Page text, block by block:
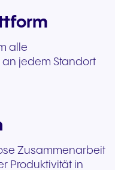
alle
jedem Standort
Zusammenarbeit
Produktivität in